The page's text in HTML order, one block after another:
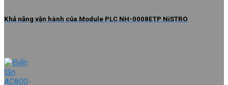
Khả năng vận hành của Module PLC NH-0008ETP NiSTRO